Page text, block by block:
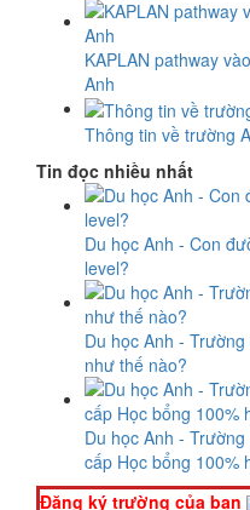
KAPLAN pathway
Anh
Thông tin về trường
Tin đọc nhiều nhất
Du học Anh - Con
level?
Du học Anh -
như thế nào?
Du học Anh -
cấp Học bổng 100%
Đăng ký trường của bạn